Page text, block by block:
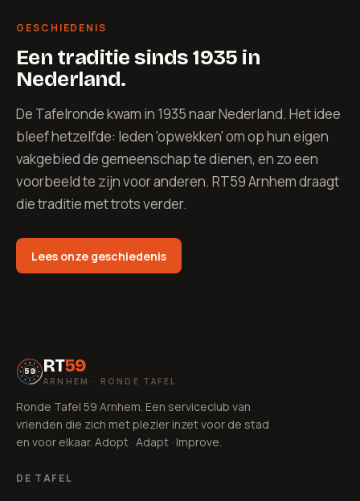
GESCHIEDENIS
Een traditie sinds 1935 in
Nederland.
De Tafelronde kwam in 1935 naar Nederland. Het idee
bleef hetzelfde: leden 'opwekken' om op hun eigen
vakgebied de gemeenschap te dienen, en zo een
voorbeeld te zijn voor anderen. RT59 Arnhem draagt
die traditie met trots verder.
Lees onze geschiedenis
59 RT59
ARNHEM · RONDE TAFEL
Ronde Tafel 59 Arnhem. Een serviceclub van
vrienden die zich met plezier inzet voor de stad
en voor elkaar. Adopt · Adapt · Improve.
DE TAFEL